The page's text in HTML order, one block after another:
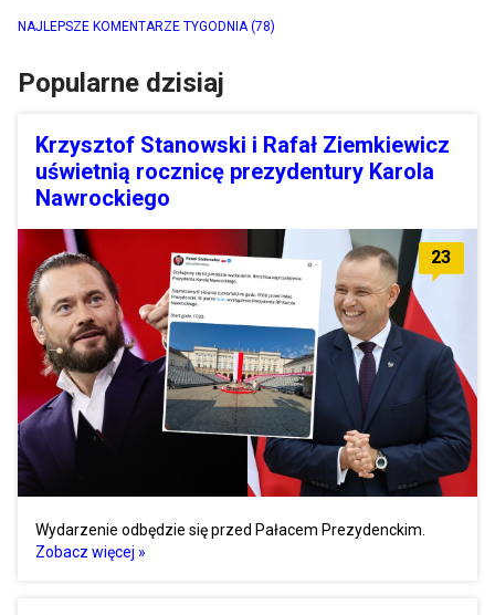
NAJLEPSZE KOMENTARZE TYGODNIA (78)
Popularne dzisiaj
Krzysztof Stanowski i Rafał Ziemkiewicz
uświetnią rocznicę prezydentury Karola
Nawrockiego
23
Wydarzenie odbędzie się przed Pałacem Prezydenckim.
Zobacz więcej »